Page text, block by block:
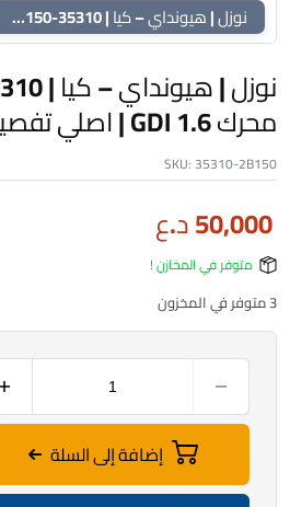
نوزل | هيونداي – كيا | 35310-2B150 | محرك 1.6 GDI | اصلي تفصيخ
محرك 1.6 GDI | اصلي تفصيخ
SKU:35310-2B150
50,000د.ع
متوفر في المخازن !
3 متوفر في المخزون
إضافة إلى السلة